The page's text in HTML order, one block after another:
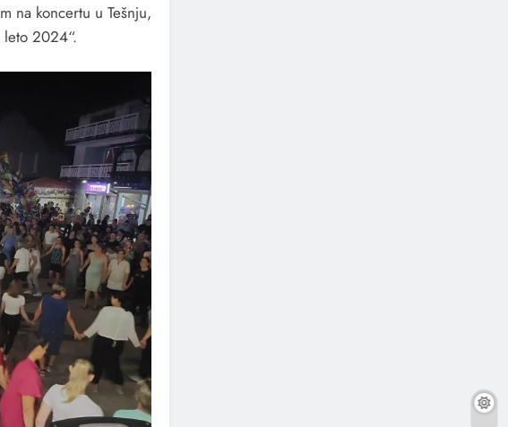
na koncertu u Tešnju,
leto 2024“.